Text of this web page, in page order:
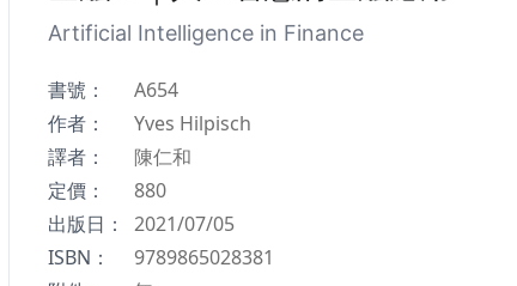
Artificial Intelligence in Finance
書號：
A654
作者：
Yves Hilpisch
譯者：
陳仁和
定價：
880
出版日：
2021/07/05
ISBN：
9789865028381